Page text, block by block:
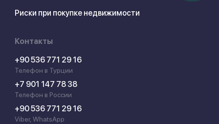
Риски при покупке недвижимости
Контакты
+90 536 771 29 16
Телефон в Турции
+7 901 147 78 38
Телефон в России
+90 536 771 29 16
Viber, WhatsApp